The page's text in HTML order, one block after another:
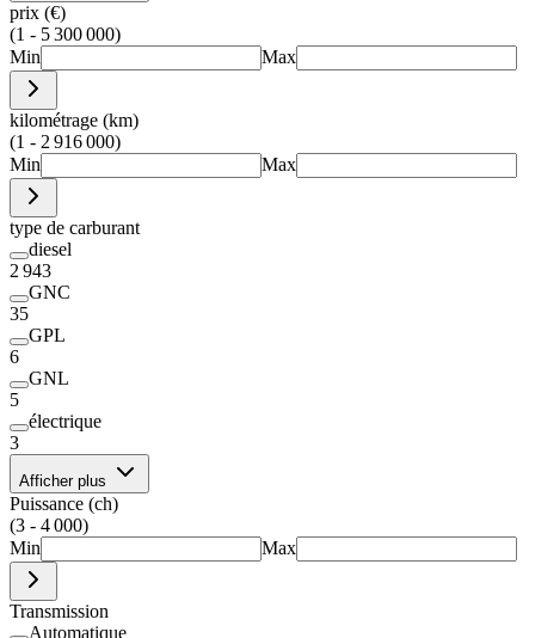
prix (€)
(1 - 5 300 000)
Min
Max
kilométrage (km)
(1 - 2 916 000)
Min
Max
type de carburant
diesel
2 943
GNC
35
GPL
6
GNL
5
électrique
3
Afficher plus
Puissance (ch)
(3 - 4 000)
Min
Max
Transmission
Automatique